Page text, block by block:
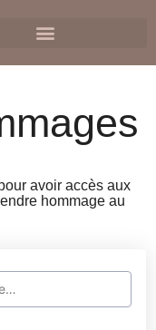
avoir accès aux
hommage au